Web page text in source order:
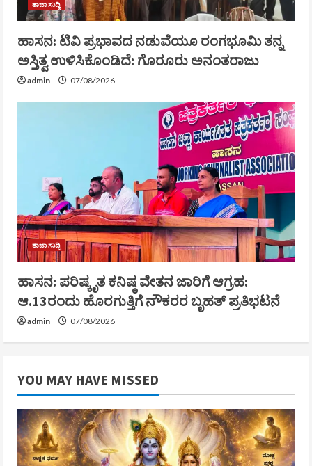
ತಾಜಾ ಸುದ್ದಿ
ಹಾಸನ: ಟಿವಿ ಪ್ರಭಾವದ ನಡುವೆಯೂ ರಂಗಭೂಮಿ ತನ್ನ
ಅಸ್ತಿತ್ವ ಉಳಿಸಿಕೊಂಡಿದೆ: ಗೊರೂರು ಅನಂತರಾಜು
admin 07/08/2026
ತಾಜಾ ಸುದ್ದಿ
ಹಾಸನ: ಪರಿಷ್ಕೃತ ಕನಿಷ್ಠ ವೇತನ ಜಾರಿಗೆ ಆಗ್ರಹ:
ಆ.13ರಂದು ಹೊರಗುತ್ತಿಗೆ ನೌಕರರ ಬೃಹತ್ ಪ್ರತಿಭಟನೆ
admin 07/08/2026
YOU MAY HAVE MISSED